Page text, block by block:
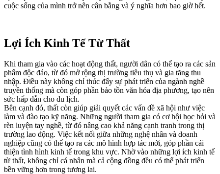
cuộc sống của mình trở nên cân bằng và ý nghĩa hơn bao giờ hết.
Lợi Ích Kinh Tế Từ Thất
Khi tham gia vào các hoạt động thất, người dân có thể tạo ra các sản
phẩm độc đáo, từ đó mở rộng thị trường tiêu thụ và gia tăng thu
nhập. Điều này không chỉ thúc đẩy sự phát triển của ngành nghề
truyền thống mà còn góp phần bảo tồn văn hóa địa phương, tạo nên
sức hấp dẫn cho du lịch.
Bên cạnh đó, thất còn giúp giải quyết các vấn đề xã hội như việc
làm và đào tạo kỹ năng. Những người tham gia có cơ hội học hỏi và
rèn luyện tay nghề, từ đó nâng cao khả năng cạnh tranh trong thị
trường lao động. Việc kết nối giữa những nghệ nhân và doanh
nghiệp cũng có thể tạo ra các mô hình hợp tác mới, góp phần cải
thiện tình hình kinh tế trong khu vực. Nhờ vào những lợi ích kinh tế
từ thất, không chỉ cá nhân mà cả cộng đồng đều có thể phát triển
bền vững hơn trong tương lai.